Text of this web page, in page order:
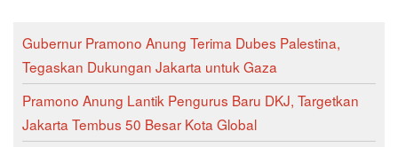
Gubernur Pramono Anung Terima Dubes Palestina,
Tegaskan Dukungan Jakarta untuk Gaza
Pramono Anung Lantik Pengurus Baru DKJ, Targetkan
Jakarta Tembus 50 Besar Kota Global